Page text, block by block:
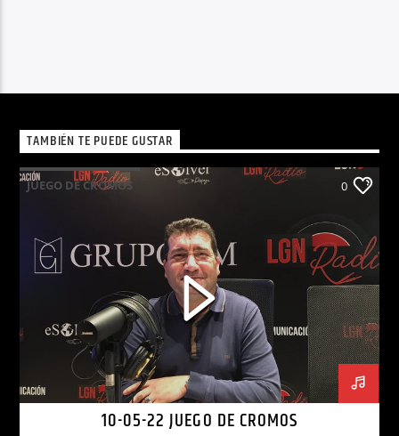
TAMBIÉN TE PUEDE GUSTAR
JUEGO DE CROMOS 0
10-05-22 JUEGO DE CROMOS